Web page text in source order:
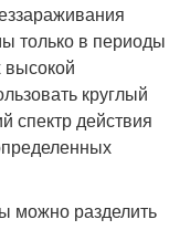
только в периоды
высокой
круглый
спектр действия
можно разделить